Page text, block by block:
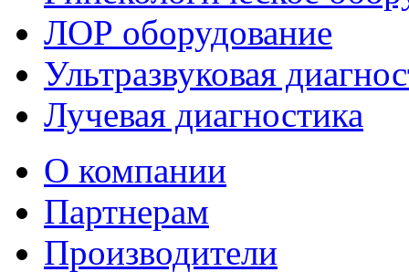
ЛОР оборудование
Ультразвуковая
Лучевая диагностика
О компании
Партнерам
Производители